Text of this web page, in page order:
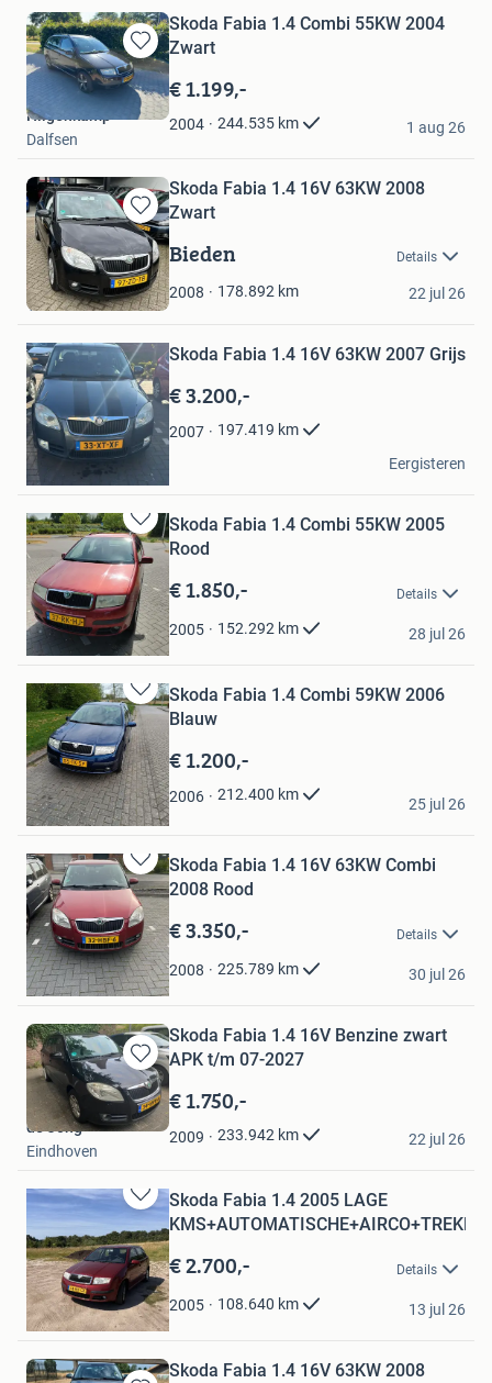
Bewaren
in
Mijn
Favorieten
Skoda Fabia 1.4 Combi 55KW 2004
Zwart
€ 1.199,-
2004 244.535 km
Hilgenkamp
Dalfsen
1 aug 26
Bewaren
in
Mijn
Favorieten
Skoda Fabia 1.4 16V 63KW 2008
Zwart
Bieden Details
2008 178.892 km
Oscar v Doremalen
Veldhoven
22 jul 26
in
Mijn
Favorieten
Skoda Fabia 1.4 16V 63KW 2007 Grijs
€ 3.200,-
2007 197.419 km
Gwen
Amersfoort
Eergisteren
Bewaren
in
Mijn
Favorieten
Skoda Fabia 1.4 Combi 55KW 2005
Rood
€ 1.850,- Details
2005 152.292 km
dave
Kerkrade
28 jul 26
Bewaren
in
Mijn
Favorieten
Skoda Fabia 1.4 Combi 59KW 2006
Blauw
€ 1.200,-
2006 212.400 km
Andrii
Almere
25 jul 26
Bewaren
in
Mijn
Favorieten
Skoda Fabia 1.4 16V 63KW Combi
2008 Rood
€ 3.350,- Details
2008 225.789 km
Amanuel kidane
Enschede
30 jul 26
Bewaren
in
Mijn
Favorieten
Skoda Fabia 1.4 16V Benzine zwart
APK t/m 07-2027
€ 1.750,-
2009 233.942 km
de Jong
Eindhoven
22 jul 26
Bewaren
in
Mijn
Favorieten
Skoda Fabia 1.4 2005 LAGE
€ 2.700,- Details
2005 108.640 km
Jon
Eindhoven
13 jul 26
Skoda Fabia 1.4 16V 63KW 2008